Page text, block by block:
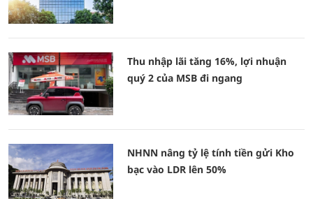
Thu nhập lãi tăng 16%, lợi nhuận
quý 2 của MSB đi ngang
NHNN nâng tỷ lệ tính tiền gửi Kho
bạc vào LDR lên 50%